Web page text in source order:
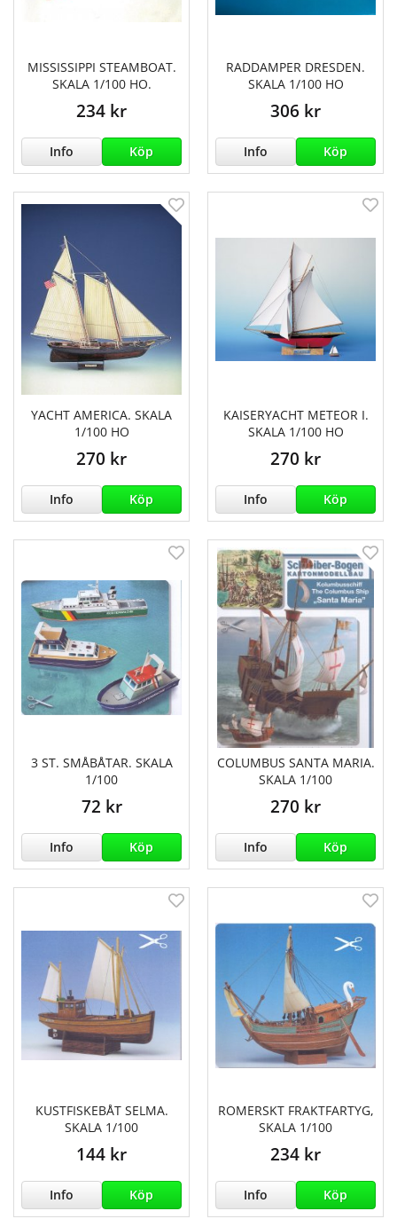
MISSISSIPPI STEAMBOAT.
SKALA 1/100 HO.
234 kr
Info Köp
RADDAMPER DRESDEN.
SKALA 1/100 HO
306 kr
Info Köp
YACHT AMERICA. SKALA
1/100 HO
270 kr
Info Köp
KAISERYACHT METEOR I.
SKALA 1/100 HO
270 kr
Info Köp
3 ST. SMÅBÅTAR. SKALA
1/100
72 kr
Info Köp
COLUMBUS SANTA MARIA.
SKALA 1/100
270 kr
Info Köp
KUSTFISKEBÅT SELMA.
SKALA 1/100
144 kr
Info Köp
ROMERSKT FRAKTFARTYG,
SKALA 1/100
234 kr
Info Köp